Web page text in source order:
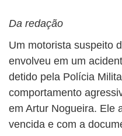
Da redação
Um motorista suspeito
envolveu em um
detido pela Polícia
comportamento
em Artur Nogueira. Ele
vencida e com a